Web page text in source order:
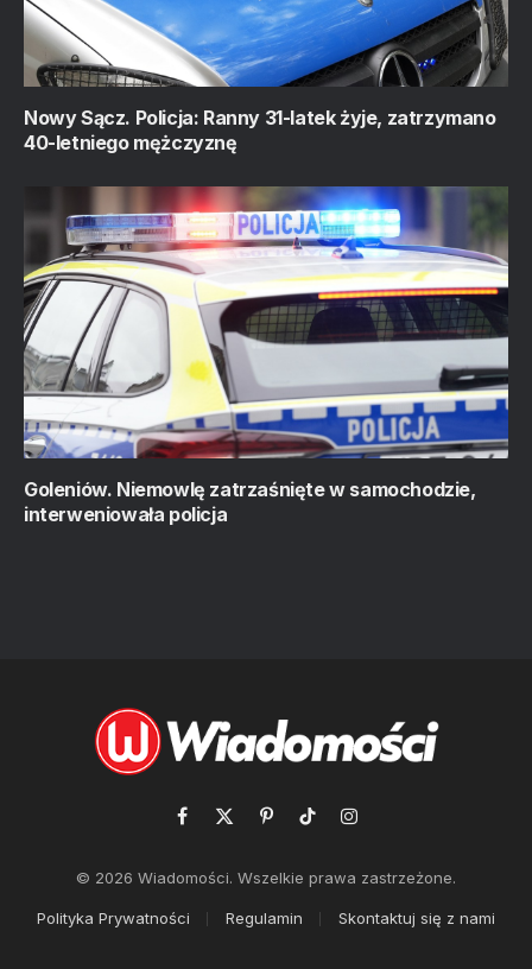
Nowy Sącz. Policja: Ranny 31-latek żyje, zatrzymano
40-letniego mężczyznę
Goleniów. Niemowlę zatrzaśnięte w samochodzie,
interweniowała policja
Facebook
X
PinterestTikTokInstagram
© 2026 Wiadomości. Wszelkie prawa zastrzeżone.
Polityka Prywatności Regulamin Skontaktuj się z nami